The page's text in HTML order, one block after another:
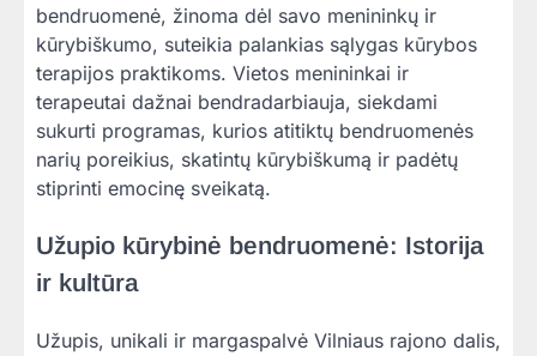
bendruomenė, žinoma dėl savo menininkų ir
kūrybiškumo, suteikia palankias sąlygas kūrybos
terapijos praktikoms. Vietos menininkai ir
terapeutai dažnai bendradarbiauja, siekdami
sukurti programas, kurios atitiktų bendruomenės
narių poreikius, skatintų kūrybiškumą ir padėtų
stiprinti emocinę sveikatą.
Užupio kūrybinė bendruomenė: Istorija
ir kultūra
Užupis, unikali ir margaspalvė Vilniaus rajono dalis,